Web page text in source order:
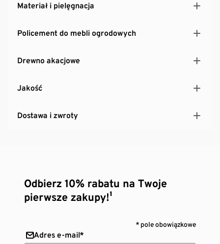
Materiał i pielęgnacja
Policement do mebli ogrodowych
Drewno akacjowe
Jakość
Dostawa i zwroty
Odbierz 10% rabatu na Twoje
pierwsze zakupy!¹
* pole obowiązkowe
Adres e-mail*